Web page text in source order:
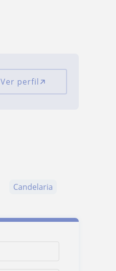
Ver perfil
Candelaria